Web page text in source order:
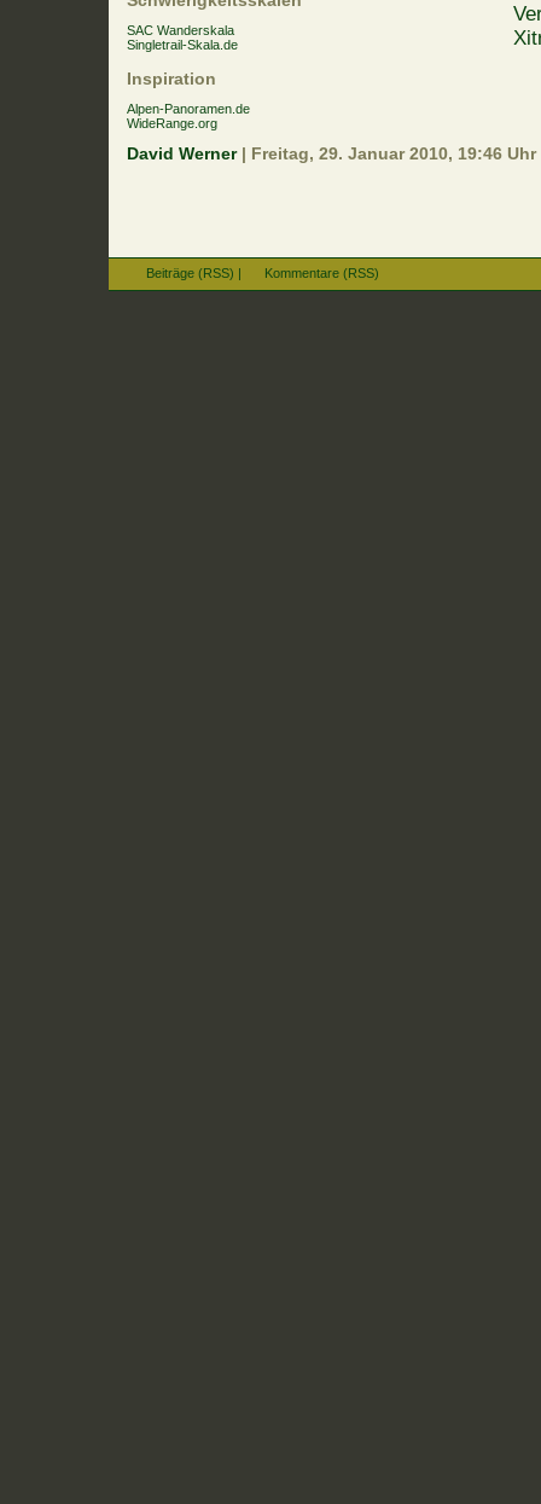
SAC Wanderskala
Singletrail-Skala.de
Inspiration
Alpen-Panoramen.de
WideRange.org
David Werner| Freitag, 29. Januar 2010, 19:46 Uhr
Beiträge (RSS) | Kommentare (RSS)